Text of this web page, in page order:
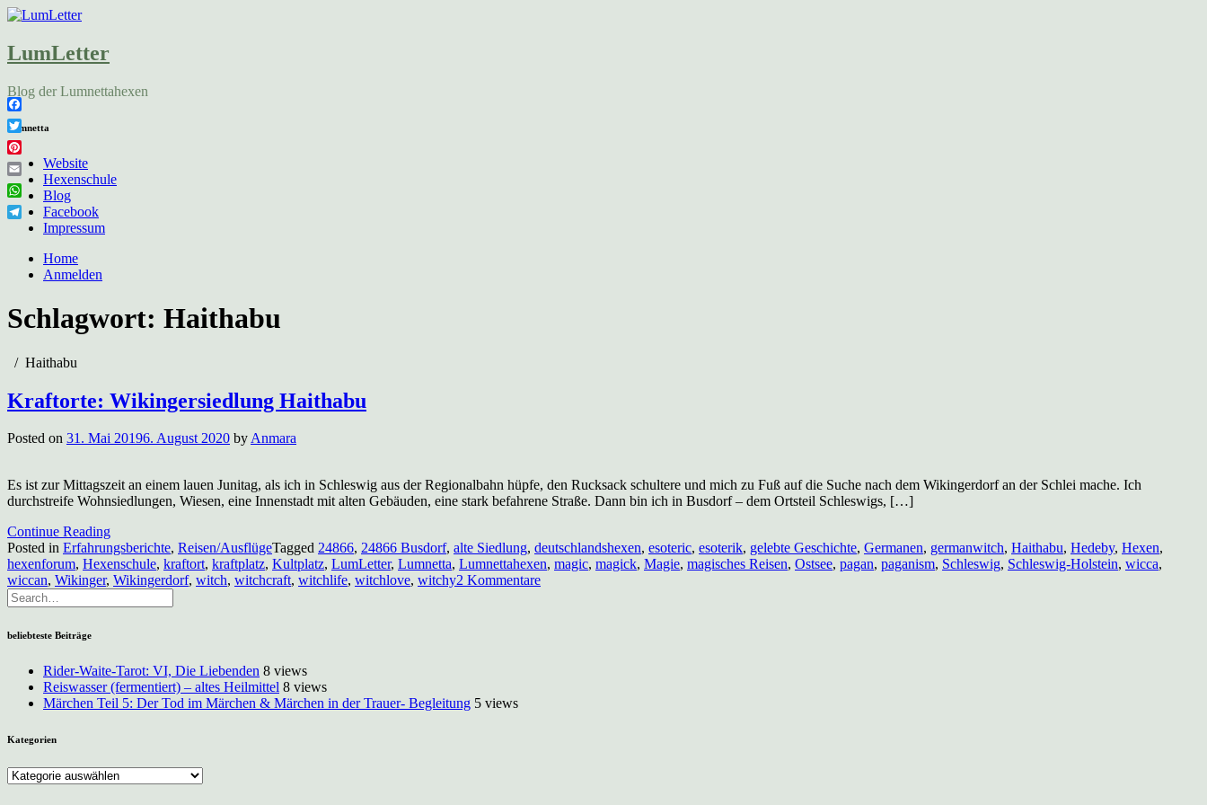
LumLetter
Blog der Lumnettahexen
Lumnetta
Website
Hexenschule
Blog
Facebook
Impressum
Home
Anmelden
Schlagwort: Haithabu
Haithabu
Kraftorte: Wikingersiedlung Haithabu
Posted on 31. Mai 20196. August 2020 byAnmara
Es ist zur Mittagszeit an einem lauen Junitag, als ich in Schleswig aus der Regionalbahn hüpfe, den Rucksack schultere und mich zu Fuß auf die Suche nach dem Wikingerdorf an der Schlei mache. Ich
durchstreife Wohnsiedlungen, Wiesen, eine Innenstadt mit alten Gebäuden, eine stark befahrene Straße. Dann bin ich in Busdorf – dem Ortsteil Schleswigs, […]
Continue Reading
Posted in Erfahrungsberichte, Reisen/AusflügeTagged 24866, 24866 Busdorf, alte Siedlung, deutschlandshexen, esoteric, esoterik, gelebte Geschichte, Germanen, germanwitch, Haithabu, Hedeby, Hexen,
hexenforum, Hexenschule, kraftort, kraftplatz, Kultplatz, LumLetter, Lumnetta, Lumnettahexen, magic, magick, Magie, magisches Reisen, Ostsee, pagan, paganism, Schleswig, Schleswig-Holstein, wicca,
wiccan, Wikinger, Wikingerdorf, witch, witchcraft, witchlife, witchlove, witchy2 Kommentarezu
beliebteste Beiträge
Rider-Waite-Tarot: VI, Die Liebenden 8 views
Reiswasser (fermentiert) – altes Heilmittel 8 views
Märchen Teil 5: Der Tod im Märchen & Märchen in der Trauer- Begleitung 5 views
Kategorien
Kategorien
Facebook
Twitter
Pinterest
Email
WhatsApp
Telegram